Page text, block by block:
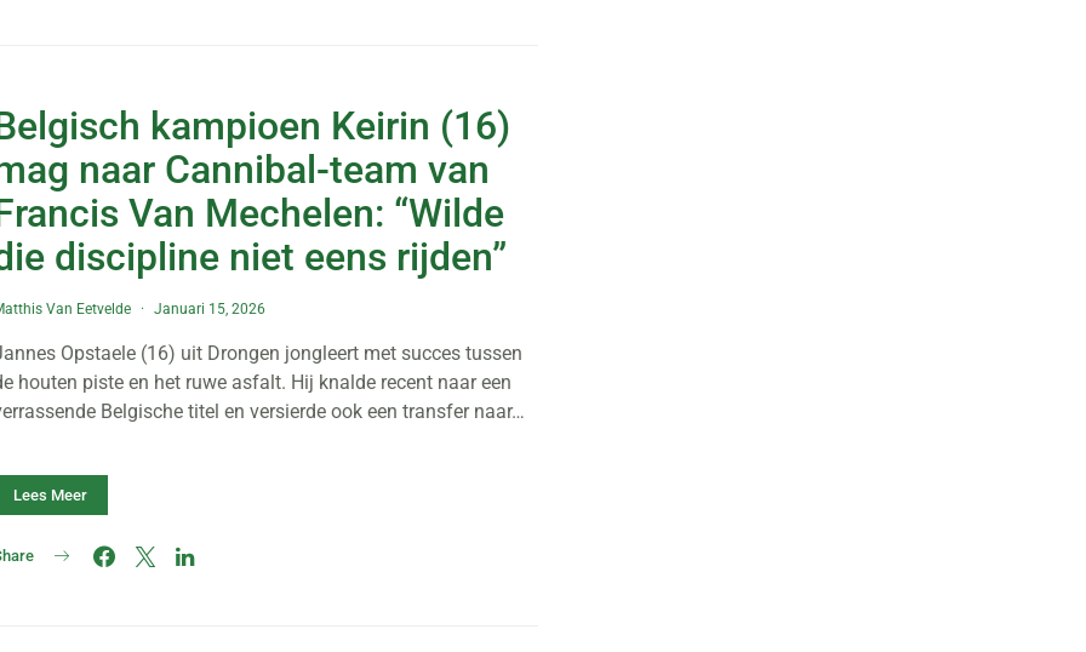
kampioen Keirin (16)
naar Cannibal-team van
Van Mechelen: “Wilde
discipline niet eens rijden”
Van Eetvelde Januari 15, 2026
Opstaele (16) uit Drongen jongleert met succes tussen
houten piste en het ruwe asfalt. Hij knalde recent naar een
Belgische titel en versierde ook een transfer naar…
Lees Meer